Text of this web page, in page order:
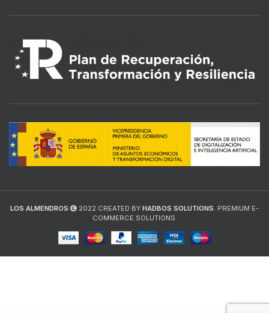
LOS ALMENDROS 2022 CREATED BY HADBOS SOLUTIONS. PREMIUM E-
COMMERCE SOLUTIONS.